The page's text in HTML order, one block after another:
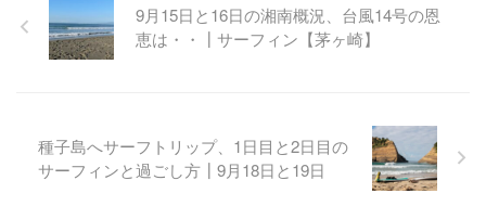
9月15日と16日の湘南概況、台風14号の恩
恵は・・┃サーフィン【茅ヶ崎】
種子島へサーフトリップ、1日目と2日目の
サーフィンと過ごし方┃9月18日と19日